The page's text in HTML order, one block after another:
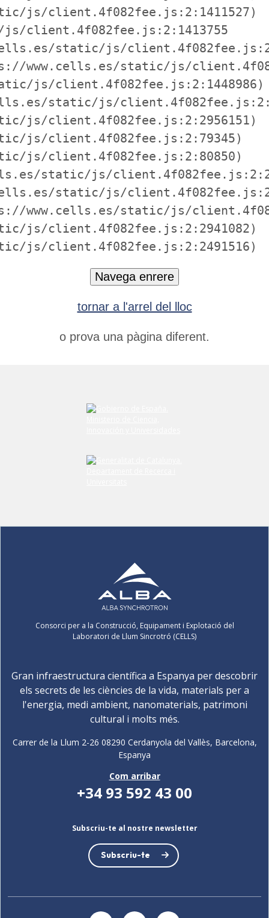
js/client.4f082fee.js:2:1411527)
client.4f082fee.js:2:1413755
static/js/
www.cells.es/static/js/
js/client.4f082fee.js:2:1448986)
static/js/
js/client.4f082fee.js:2:2956151)
js/client.4f082fee.js:2:79345)
js/client.4f082fee.js:2:80850)
static/js/
static/js/
www.cells.es/static/js/
js/client.4f082fee.js:2:2941082)
js/client.4f082fee.js:2:2491516)
Navega enrere
tornar a l'arrel del lloc
o prova una pàgina diferent.
Consorci per a la Construcció, Equipament i Explotació del
Laboratori de Llum Sincrotró (CELLS)
Gran infraestructura científica a Espanya per descobrir
els secrets de les ciències de la vida, materials per a
l'energia, medi ambient, nanomaterials, patrimoni
cultural i molts més.
Carrer de la Llum 2-26 08290 Cerdanyola del Vallès, Barcelona,
Espanya
Com arribar
+34 93 592 43 00
Subscriu-te al nostre newsletter
Subscriu-te